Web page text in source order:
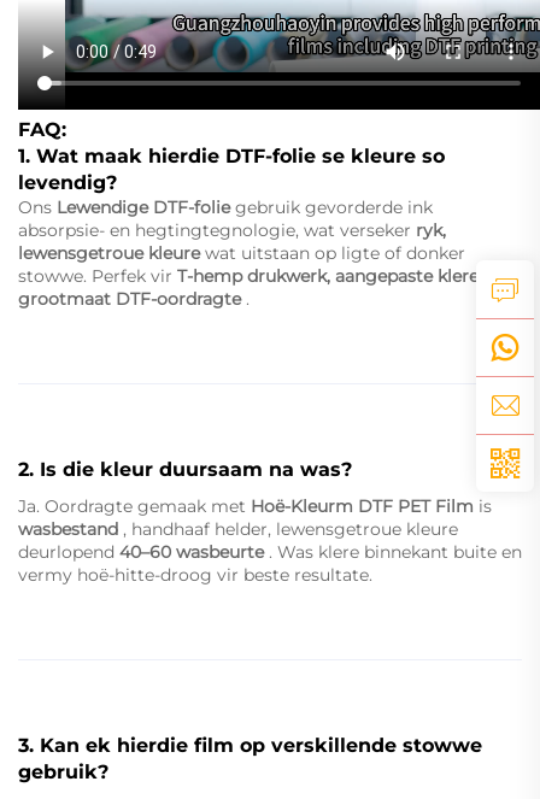
FAQ:
1. Wat maak hierdie DTF-folie se kleure so
levendig?
Ons Lewendige DTF-foliegebruik gevorderde ink
absorpsie- en hegtingtegnologie, wat verseker ryk,
lewensgetroue kleurewat uitstaan op ligte of donker
stowwe. Perfek vir T-hemp drukwerk, aangepaste klere en
grootmaat DTF-oordragte .
2. Is die kleur duursaam na was?
Ja. Oordragte gemaak met Hoë-Kleurm DTF PET Film is
wasbestand , handhaaf helder, lewensgetroue kleure
deurlopend 40–60 wasbeurte . Was klere binnekant buite en
vermy hoë-hitte-droog vir beste resultate.
3. Kan ek hierdie film op verskillende stowwe
gebruik?